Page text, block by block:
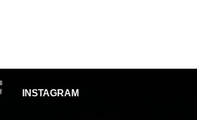
INSTAGRAM